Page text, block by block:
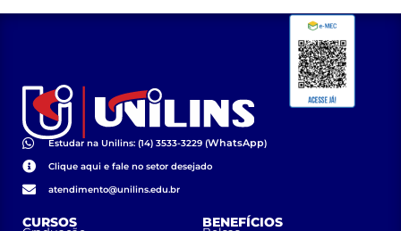
Estudar na Unilins: (14) 3533-3229 (WhatsApp)
Clique aqui e fale no setor desejado
atendimento@unilins.edu.br
CURSOS BENEFÍCIOS